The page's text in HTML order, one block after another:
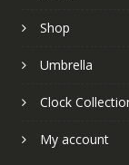
Shop
Umbrella
Clock
My account